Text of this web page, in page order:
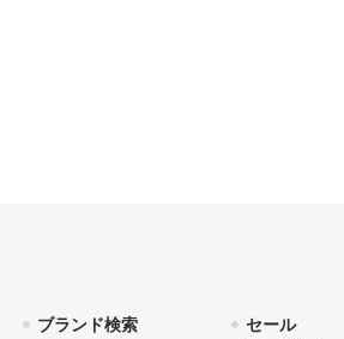
ブランド検索
セール